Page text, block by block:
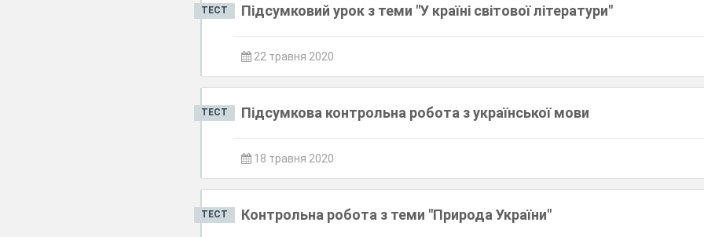
ТЕСТ Підсумковий урок з теми "У країні світової літератури"
22 травня 2020
ТЕСТ Підсумкова контрольна робота з української мови
18 травня 2020
ТЕСТ Контрольна робота з теми "Природа України"